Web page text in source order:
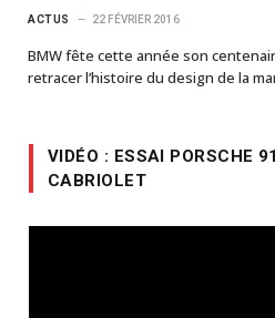
ACTUS 22 FÉVRIER 2016
BMW fête cette année son
retracer l’histoire du design de la
VIDÉO : ESSAI PORSCHE
CABRIOLET